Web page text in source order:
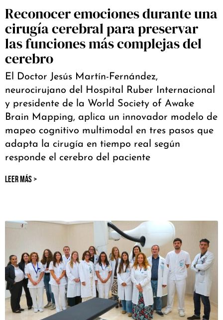
Reconocer emociones durante una
cirugía cerebral para preservar
las funciones más complejas del
cerebro
El Doctor Jesús Martín-Fernández,
neurocirujano del Hospital Ruber Internacional
y presidente de la World Society of Awake
Brain Mapping, aplica un innovador modelo de
mapeo cognitivo multimodal en tres pasos que
adapta la cirugía en tiempo real según
responde el cerebro del paciente
LEER MÁS >